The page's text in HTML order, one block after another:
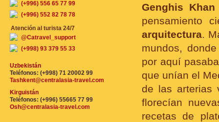
Genghis Khan
pensamiento
arquitectura.
mundos,
por aquí
que unían el
de las arterias
florecían
recetas de
(+996) 556 65 77 99
(+996) 552 82 78 78
Atención al turista 24/7
@Catravel_support
(+998) 93 379 55 33
Uzbekistán
Teléfonos: (+998) 71 20002 99
Tashkent@centralasia-travel.com
Kirguistán
Teléfonos: (+996) 55665 77 99
Osh@centralasia-travel.com